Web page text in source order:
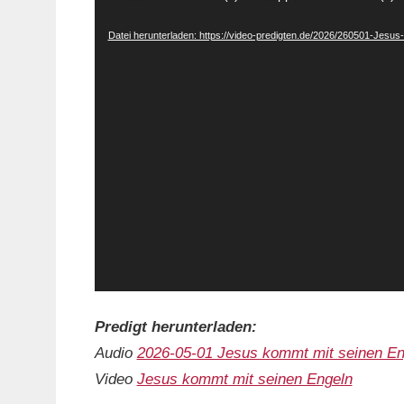
Player
Datei herunterladen: https://video-predigten.de/2026/260501-
Predigt herunterladen:
Audio 2026-05-01 Jesus kommt mit seinen
Video Jesus kommt mit seinen Engeln